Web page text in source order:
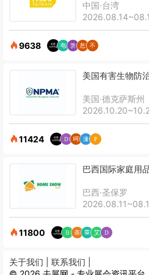
中国·台湾
9638
美国有害生物防
美国·德克萨斯州
11424
巴西国际家庭用
巴西·圣保罗
11800
关于我们 | 联系我们 |